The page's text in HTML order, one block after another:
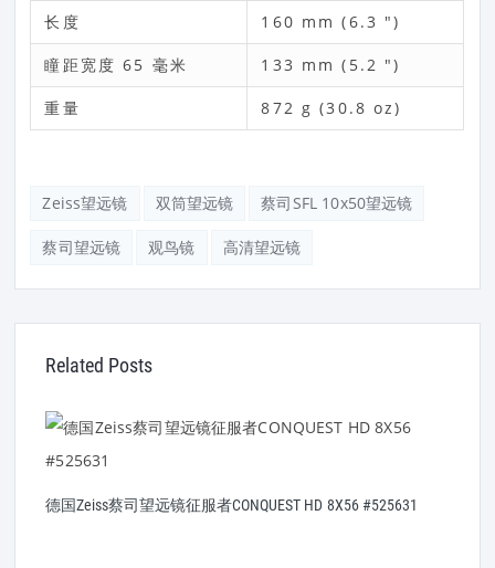
长度 160 mm (6.3 ")
瞳距宽度 65 毫米 133 mm (5.2 ")
重量 872 g (30.8 oz)
Zeiss望远镜 双筒望远镜 蔡司SFL 10x50望远镜
蔡司望远镜 观鸟镜 高清望远镜
Related Posts
德国Zeiss蔡司望远镜征服者CONQUEST HD 8X56 #525631